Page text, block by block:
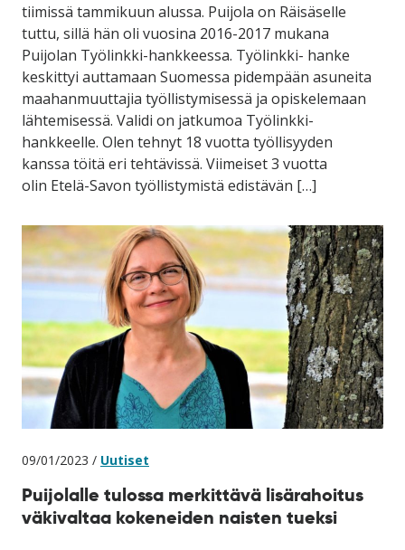
tiimissä tammikuun alussa. Puijola on Räisäselle
tuttu, sillä hän oli vuosina 2016-2017 mukana
Puijolan Työlinkki-hankkeessa. Työlinkki- hanke
keskittyi auttamaan Suomessa pidempään asuneita
maahanmuuttajia työllistymisessä ja opiskelemaan
lähtemisessä. Validi on jatkumoa Työlinkki-
hankkeelle. Olen tehnyt 18 vuotta työllisyyden
kanssa töitä eri tehtävissä. Viimeiset 3 vuotta
olin Etelä-Savon työllistymistä edistävän […]
09/01/2023 / Uutiset
Puijolalle tulossa merkittävä lisärahoitus
väkivaltaa kokeneiden naisten tueksi